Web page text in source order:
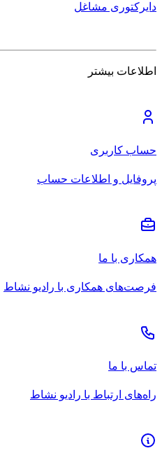
دایرکتوری مشاغل
اطلاعات بیشتر
حساب کاربری
پروفایل و اطلاعات حساب
همکاری با ما
فرصت‌های همکاری با رادیو نشاط
تماس با ما
راه‌های ارتباط با رادیو نشاط